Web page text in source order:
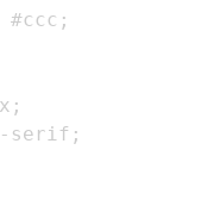
#ccc ;
;
serif ;